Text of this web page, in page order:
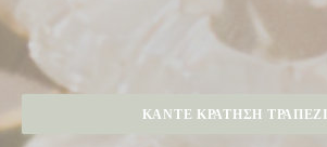
ΚΆΝΤΕ ΚΡΆΤΗΣΗ